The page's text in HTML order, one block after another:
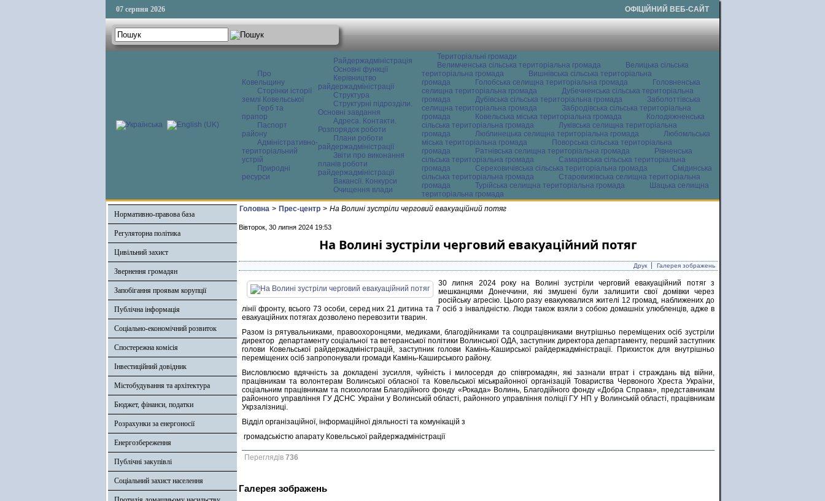
07 серпня 2026 ОФІЦІЙНИЙ ВЕБ-САЙТ
Про
Ковельщину
Сторінки історії
землі Ковельської
Герб та
прапор
Паспорт
району
Адміністративно-
територіальний
устрій
Природні
ресурси
Райдержадміністрація
Основні функції
Керівництво
райдержадміністрації
Структура
Структурні підрозділи.
Основні завдання
Адреса. Контакти.
Розпорядок роботи
Плани роботи
райдержадміністрації
Звіти про виконання
планів роботи
райдержадміністрації
Вакансії. Конкурси
Очищення влади
Територіальні громади
Велимченська сільська територіальна громада
Велицька сільська
територіальна громада
Вишнівська сільська територіальна
громада
Голобська селищна територіальна громада
Головненська
селищна територіальна громада
Дубечненська сільська територіальна
громада
Дубівська сільська територіальна громада
Заболоттівська
селищна територіальна громада
Забродівська сільська територіальна
громада
Ковельська міська територіальна громада
Колодяжненська
сільська територіальна громада
Луківська селищна територіальна
громада
Люблинецька селищна територіальна громада
Любомльська
міська територіальна громада
Поворська сільська територіальна
громада
Ратнівська селищна територіальна громада
Рівненська
сільська територіальна громада
Самарівська сільська територіальна
громада
Сереховичівська сільська територіальна громада
Смідинська
сільська територіальна громада
Старовижівська селищна територіальна
громада
Турійська селищна територіальна громада
Шацька селищна
територіальна громада
Нормативно-правова база
Регуляторна політика
Цивільний захист
Звернення громадян
Запобігання проявам корупції
Публічна інформація
Соціально-економічний розвиток
Спостережна комісія
Інвестиційний довідник
Містобудування та архітектура
Бюджет, фінанси, податки
Розрахунки за енергоносії
Енергозбереження
Публічні закупівлі
Соціальний захист населення
Головна > Прес-центр > На Волині зустріли черговий евакуаційний потяг
Вівторок, 30 липня 2024 19:53
На Волині зустріли черговий евакуаційний потяг
Друк Галерея зображень
30 липня 2024 року на Волині зустріли черговий евакуаційний потяг з
мешканцями Донеччини, які змушені були залишити свої домівки через
російську агресію. Цього разу евакуювалися жителі 12 громад, наближених до
лінії фронту, всього 73 особи, серед них 21 дитина та 7 осіб з інвалідністю. Люди також взяли з собою домашніх улюбленців, адже в
евакуаційних потягах дозволено перевозити тварин.
Разом із рятувальниками, правоохоронцями, медиками, благодійниками та соцпрацівниками внутрішньо переміщених осіб зустріли
директор департаменту соціальної та ветеранської політики Волинської ОДА, заступник директора департаменту, перший заступник
голови Ковельської райдержадміністрацій, заступник голови Камінь-Каширської райдержадміністрації. Прихисток для внутрішньо
переміщених осіб запропонували громади Камінь-Каширського району.
Висловлюємо вдячність за докладені зусилля, чуйність і милосердя до співгромадян, які зазнали втрат і страждань від війни,
працівникам та волонтерам Волинської обласної та Ковельської міськрайонної організацій Товариства Червоного Хреста України,
соціальним працівникам та психологам Благодійного фонду «Рокада» Волинь, Благодійного фонду «Добра Справа», представникам
районного управління ГУ ДСНС України у Волинській області, районного управління поліції ГУ НП у Волинській області, працівникам
Укрзалізниці.
Відділ організаційної, інформаційної діяльності та комунікацій з
громадськістю апарату Ковельської райдержадміністрації
Переглядів 736
Галерея зображень